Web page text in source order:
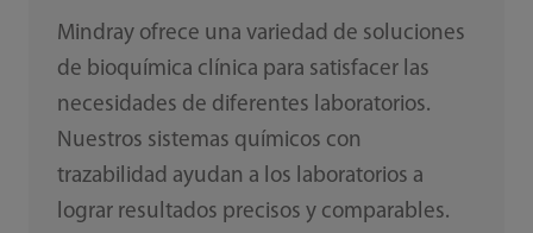
Mindray ofrece una variedad de soluciones
de bioquímica clínica para satisfacer las
necesidades de diferentes laboratorios.
Nuestros sistemas químicos con
trazabilidad ayudan a los laboratorios a
lograr resultados precisos y comparables.